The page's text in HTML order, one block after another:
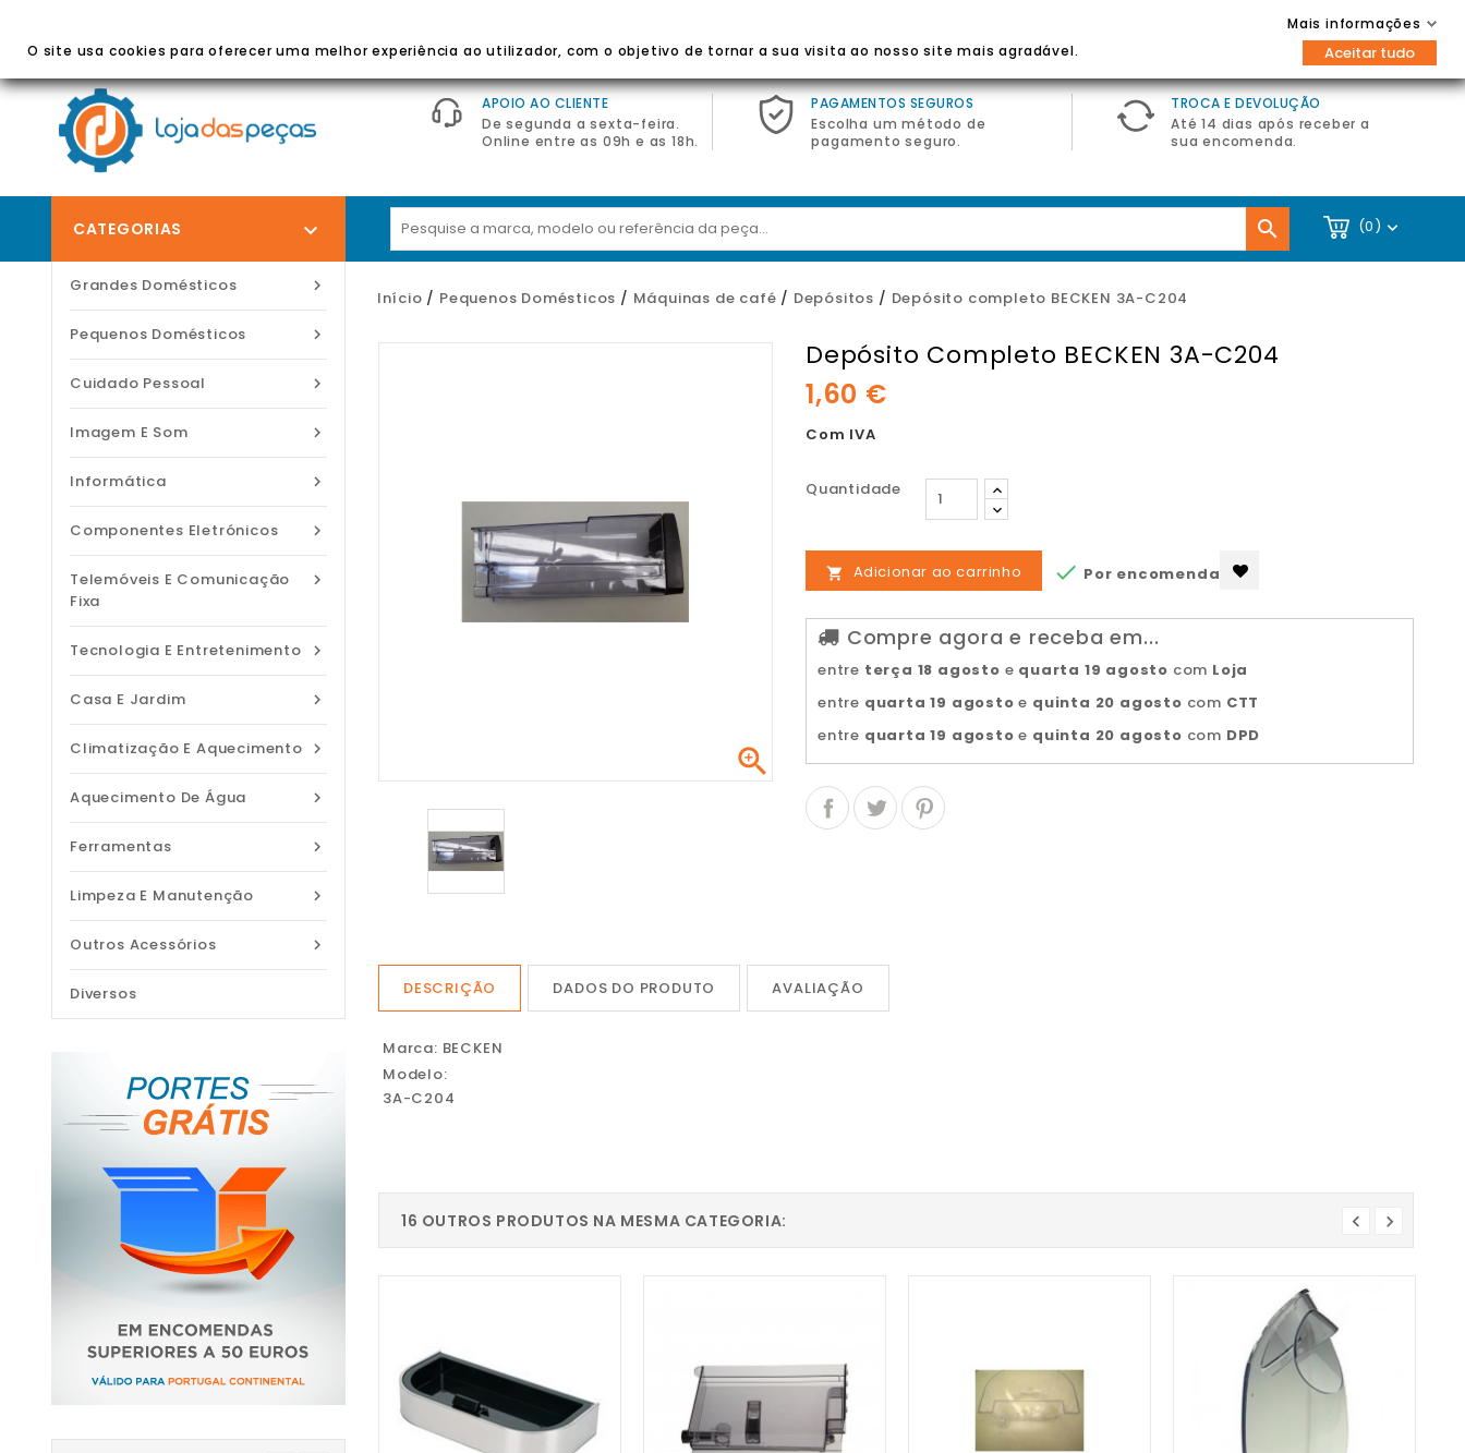
Entrar / Registar
APOIO AO CLIENTE
De segunda a sexta-feira.
Online entre as 09h e as 18h.
PAGAMENTOS SEGUROS
Escolha um método de
pagamento seguro.
TROCA E DEVOLUÇÃO
Até 14 dias após receber a
sua encomenda.
(0) 

CATEGORIAS 

Grandes Domésticos

Pequenos Domésticos

Cuidado Pessoal

Imagem E Som

Informática

Componentes Eletrónicos

Telemóveis E Comunicação
Fixa

Tecnologia E Entretenimento

Casa E Jardim

Climatização E Aquecimento

Aquecimento De Água

Ferramentas

Limpeza E Manutenção

Outros Acessórios
Diversos
Início Pequenos Domésticos Máquinas de café Depósitos Depósito completo BECKEN 3A-C204

Depósito Completo BECKEN 3A-C204
1,60 €
Com IVA
Quantidade
 Adicionar ao carrinho  Por encomenda
Compre agora e receba em...
entre terça 18 agosto e quarta 19 agosto com Loja
entre quarta 19 agosto e quinta 20 agosto com CTT
entre quarta 19 agosto e quinta 20 agosto com DPD
DESCRIÇÃO DADOS DO PRODUTO AVALIAÇÃO
Marca: BECKEN
Modelo:
3A-C204
16 OUTROS PRODUTOS NA MESMA CATEGORIA:
O site usa cookies para oferecer uma melhor experiência ao utilizador, com o objetivo de tornar a sua visita ao nosso site mais agradável.
Mais informações
Aceitar tudo